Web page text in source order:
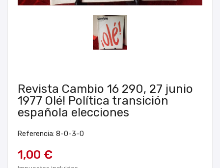
Revista Cambio 16 290, 27 junio
1977 Olé! Política transición
española elecciones
Referencia: 8-0-3-0
1,00 €